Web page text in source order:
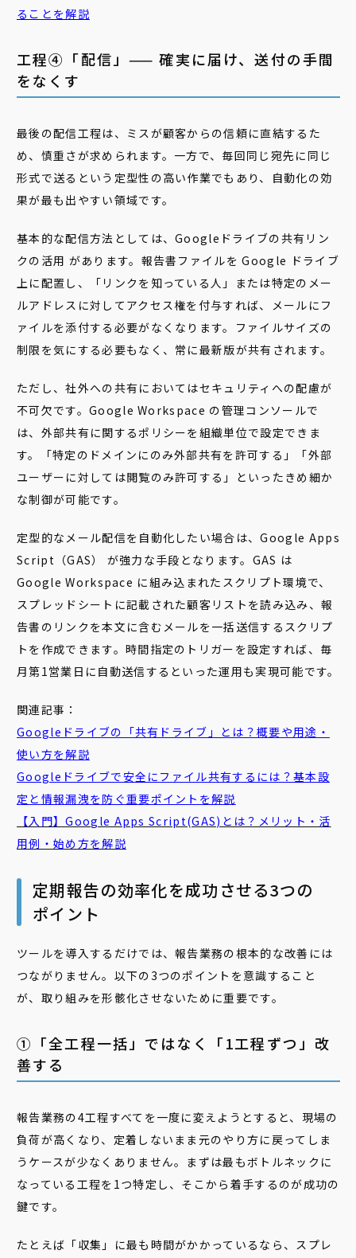
ることを解説
工程④「配信」—— 確実に届け、送付の手間
をなくす
最後の配信工程は、ミスが顧客からの信頼に直結するた
め、慎重さが求められます。一方で、毎回同じ宛先に同じ
形式で送るという定型性の高い作業でもあり、自動化の効
果が最も出やすい領域です。
基本的な配信方法としては、Googleドライブの共有リン
クの活用 があります。報告書ファイルを Google ドライブ
上に配置し、「リンクを知っている人」または特定のメー
ルアドレスに対してアクセス権を付与すれば、メールにフ
ァイルを添付する必要がなくなります。ファイルサイズの
制限を気にする必要もなく、常に最新版が共有されます。
ただし、社外への共有においてはセキュリティへの配慮が
不可欠です。Google Workspace の管理コンソールで
は、外部共有に関するポリシーを組織単位で設定できま
す。「特定のドメインにのみ外部共有を許可する」「外部
ユーザーに対しては閲覧のみ許可する」といったきめ細か
な制御が可能です。
定型的なメール配信を自動化したい場合は、Google Apps
Script（GAS） が強力な手段となります。GAS は
Google Workspace に組み込まれたスクリプト環境で、
スプレッドシートに記載された顧客リストを読み込み、報
告書のリンクを本文に含むメールを一括送信するスクリプ
トを作成できます。時間指定のトリガーを設定すれば、毎
月第1営業日に自動送信するといった運用も実現可能です。
関連記事：
Googleドライブの「共有ドライブ」とは？概要や用途・
使い方を解説
Googleドライブで安全にファイル共有するには？基本設
定と情報漏洩を防ぐ重要ポイントを解説
【入門】Google Apps Script(GAS)とは？メリット・活
用例・始め方を解説
定期報告の効率化を成功させる3つの
ポイント
ツールを導入するだけでは、報告業務の根本的な改善には
つながりません。以下の3つのポイントを意識すること
が、取り組みを形骸化させないために重要です。
➀「全工程一括」ではなく「1工程ずつ」改
善する
報告業務の4工程すべてを一度に変えようとすると、現場の
負荷が高くなり、定着しないまま元のやり方に戻ってしま
うケースが少なくありません。まずは最もボトルネックに
なっている工程を1つ特定し、そこから着手するのが成功の
鍵です。
たとえば「収集」に最も時間がかかっているなら、スプレ